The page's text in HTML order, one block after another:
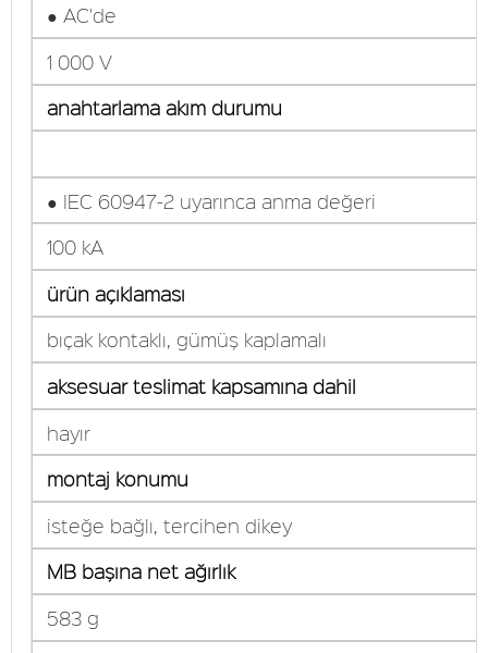
● AC'de
1 000 V
anahtarlama akım durumu
● IEC 60947-2 uyarınca anma değeri
100 kA
ürün açıklaması
bıçak kontaklı, gümüş kaplamalı
aksesuar teslimat kapsamına dahil
hayır
montaj konumu
isteğe bağlı, tercihen dikey
MB başına net ağırlık
583 g